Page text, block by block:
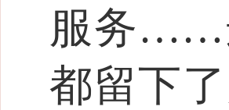
服务……
都留下